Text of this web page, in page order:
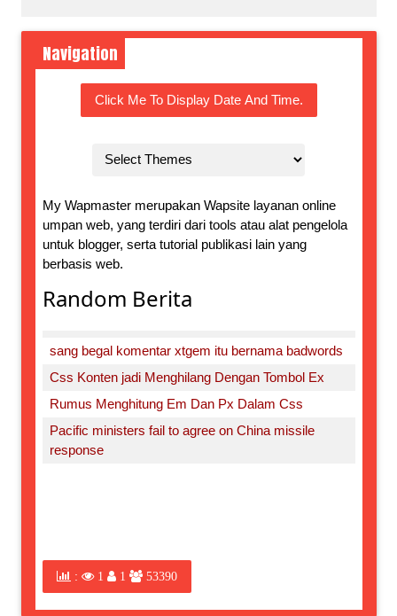
Navigation
Click Me To Display Date And Time.
My Wapmaster merupakan Wapsite layanan online
umpan web, yang terdiri dari tools atau alat pengelola
untuk blogger, serta tutorial publikasi lain yang
berbasis web.
Random Berita
sang begal komentar xtgem itu bernama badwords
Css Konten jadi Menghilang Dengan Tombol Ex
Rumus Menghitung Em Dan Px Dalam Css
Pacific ministers fail to agree on China missile
response
: 1 1 53390